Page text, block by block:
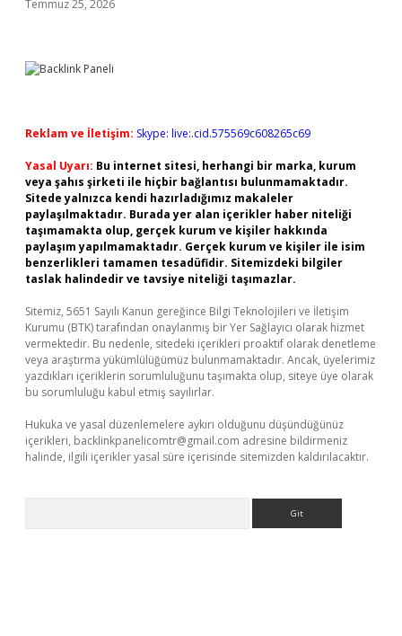
Temmuz 25, 2026
Reklam ve İletişim: Skype: live:.cid.575569c608265c69
Yasal Uyarı: Bu internet sitesi, herhangi bir marka, kurum
veya şahıs şirketi ile hiçbir bağlantısı bulunmamaktadır.
Sitede yalnızca kendi hazırladığımız makaleler
paylaşılmaktadır. Burada yer alan içerikler haber niteliği
taşımamakta olup, gerçek kurum ve kişiler hakkında
paylaşım yapılmamaktadır. Gerçek kurum ve kişiler ile isim
benzerlikleri tamamen tesadüfidir. Sitemizdeki bilgiler
taslak halindedir ve tavsiye niteliği taşımazlar.
Sitemiz, 5651 Sayılı Kanun gereğince Bilgi Teknolojileri ve İletişim
Kurumu (BTK) tarafından onaylanmış bir Yer Sağlayıcı olarak hizmet
vermektedir. Bu nedenle, sitedeki içerikleri proaktif olarak denetleme
veya araştırma yükümlülüğümüz bulunmamaktadır. Ancak, üyelerimiz
yazdıkları içeriklerin sorumluluğunu taşımakta olup, siteye üye olarak
bu sorumluluğu kabul etmiş sayılırlar.
Hukuka ve yasal düzenlemelere aykırı olduğunu düşündüğünüz
içerikleri, backlinkpanelicomtr@gmail.com adresine bildirmeniz
halinde, ilgili içerikler yasal süre içerisinde sitemizden kaldırılacaktır.